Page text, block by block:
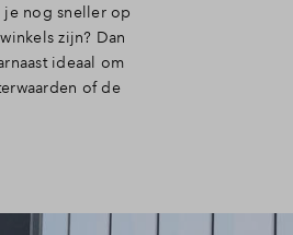
je nog sneller op
zijn? Dan
ideaal om
of de